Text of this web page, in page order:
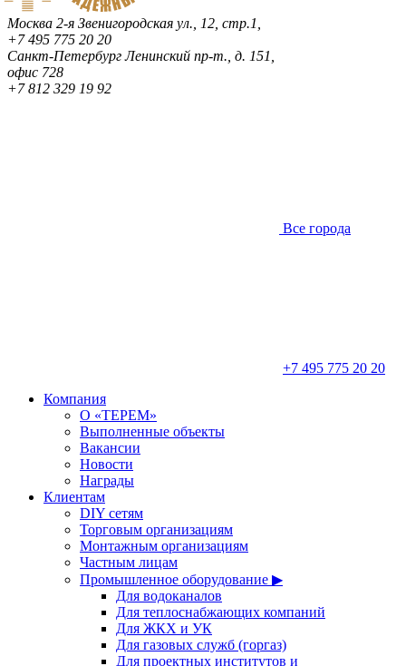
Москва 2-я Звенигородская ул., 12, стр.1,
+7 495 775 20 20
Санкт-ПетербургЛенинский пр-т., д. 151,
офис 728
+7 812 329 19 92
Все города
+7 495 775 20 20
Компания
О «ТЕРЕМ»
Выполненные объекты
Вакансии
Новости
Награды
Клиентам
DIY сетям
Торговым организациям
Монтажным организациям
Частным лицам
Промышленное оборудование ▶
Для водоканалов
Для теплоснабжающих компаний
Для ЖКХ и УК
Для газовых служб (горгаз)
Для проектных институтов и